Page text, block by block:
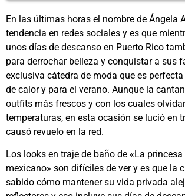
En las últimas horas el nombre de Ángela
tendencia en redes sociales y es que
unos días de descanso en Puerto Rico
para derrochar belleza y conquistar a sus
exclusiva cátedra de moda que es
de calor y para el verano. Aunque la
outfits más frescos y con los cuales
temperaturas, en esta ocasión se lució en
causó revuelo en la red.
Los looks en traje de baño de «La princesa
mexicano» son difíciles de ver y es que la
sabido cómo mantener su vida privada